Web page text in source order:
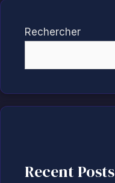
Rechercher
Recent Posts